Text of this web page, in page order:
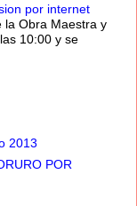
por internet
la Obra Maestra y
10:00 y se
2013
POR